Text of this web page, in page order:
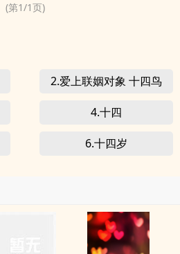
(第1/1页)
2.爱上联姻对象 十四鸟
4.十四
6.十四岁